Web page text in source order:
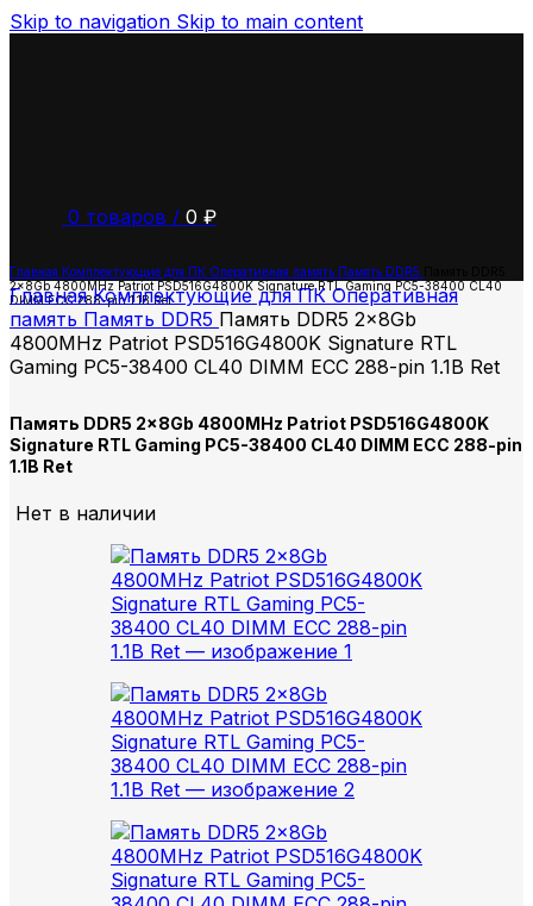
Skip to navigation Skip to main content
0 товаров / 0 ₽
Главная Комплектующие для ПК Оперативная память Память DDR5
2x8Gb 4800MHz Patriot PSD516G4800K Signature RTL Gaming PC5-38400 CL40
DIMM ECC 288-pin 1.1В Ret
ГлавнаяКомплектующие для ПКОперативная
память Память DDR5 Память DDR5 2x8Gb
4800MHz Patriot PSD516G4800K Signature RTL
Gaming PC5-38400 CL40 DIMM ECC 288-pin 1.1В Ret
Память DDR5 2x8Gb 4800MHz Patriot PSD516G4800K
Signature RTL Gaming PC5-38400 CL40 DIMM ECC 288-pin
1.1В Ret
Нет в наличии